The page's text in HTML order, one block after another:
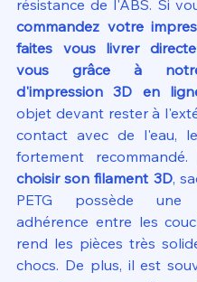
commandez votre
faites vous livrer
vous grâce à
d'impression 3D en
objet devant rester à
contact avec de l'eau,
choisir son filament 3D,
PETG possède une
adhérence entre les
rend les pièces très
chocs. De plus, il est